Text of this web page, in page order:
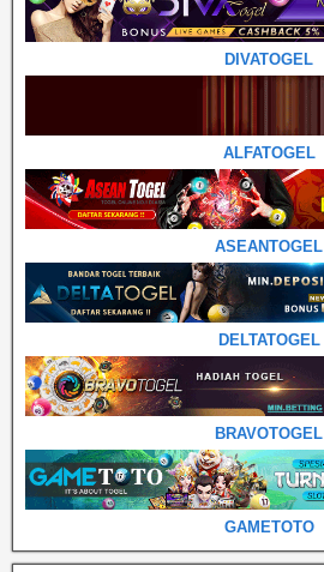
DIVATOGEL
ALFATOGEL
ASEANTOGEL
DELTATOGEL
BRAVOTOGEL
GAMETOTO